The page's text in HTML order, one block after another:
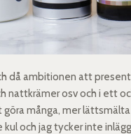
då ambitionen att
nattkrämer osv och i ett
många, mer
och jag tycker inte